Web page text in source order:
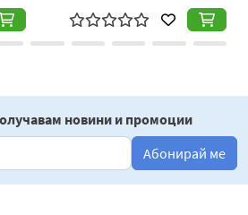
новини и промоции
Абонирай ме